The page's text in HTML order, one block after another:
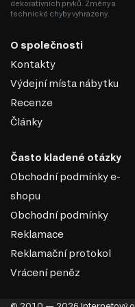
svůj domov!
MDF je jedním z
lisováním pod vysokým
dekorativních prvků. Změny a
technické chyby vyhrazeny.
O společnosti
Kontakty
Výdejní místa nábytku
Recenze
Články
Často kladené otázky
Obchodní podmínky e-
shopu
Obchodní podmínky
Reklamace
Reklamační protokol
Vrácení peněz